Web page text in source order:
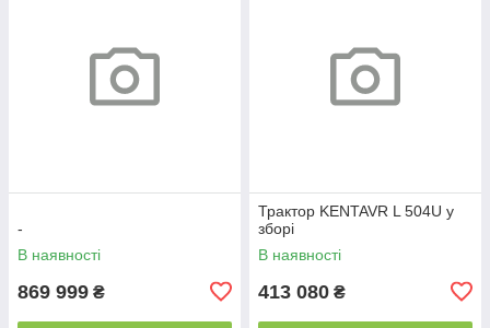
-
В наявності
869 999 ₴
Трактор KENTAVR L 504U у
зборі
В наявності
413 080 ₴